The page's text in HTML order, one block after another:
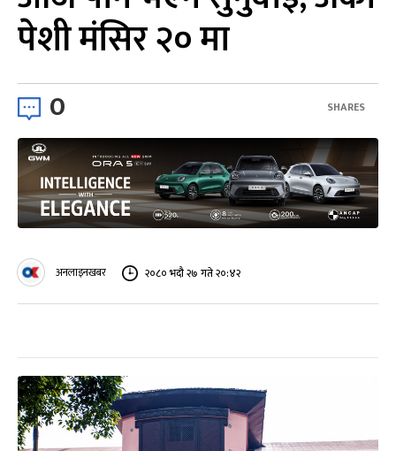
पेशी मंसिर २० मा
0 SHARES
अनलाइनखबर २०८० भदौ २७ गते २०:४२